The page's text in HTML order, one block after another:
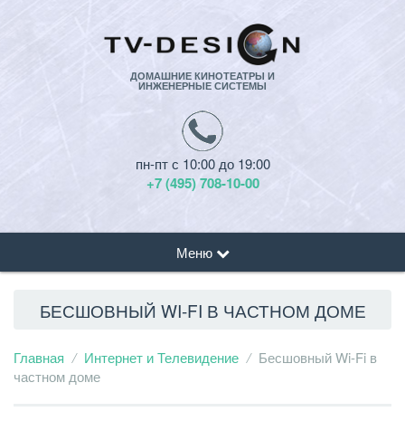
ДОМАШНИЕ КИНОТЕАТРЫ И
ИНЖЕНЕРНЫЕ СИСТЕМЫ
пн-пт с 10:00 до 19:00
+7 (495) 708-10-00
Меню
БЕСШОВНЫЙ WI-FI В ЧАСТНОМ ДОМЕ
Главная Интернет и Телевидение
Бесшовный Wi-Fi в
частном доме